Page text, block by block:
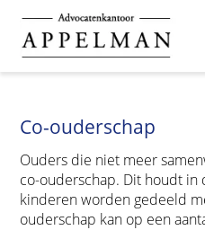
Co-ouderschap
Ouders die niet meer
co-ouderschap. Dit houdt in
kinderen worden gedeeld
ouderschap kan op een